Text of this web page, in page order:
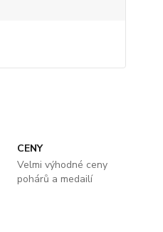
CENY
Velmi výhodné ceny
pohárů a medailí